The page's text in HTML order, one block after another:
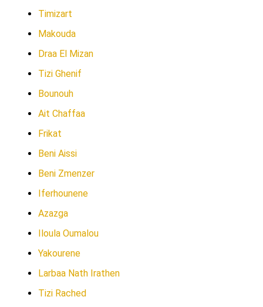
Timizart
Makouda
Draa El Mizan
Tizi Ghenif
Bounouh
Ait Chaffaa
Frikat
Beni Aissi
Beni Zmenzer
Iferhounene
Azazga
Iloula Oumalou
Yakourene
Larbaa Nath Irathen
Tizi Rached